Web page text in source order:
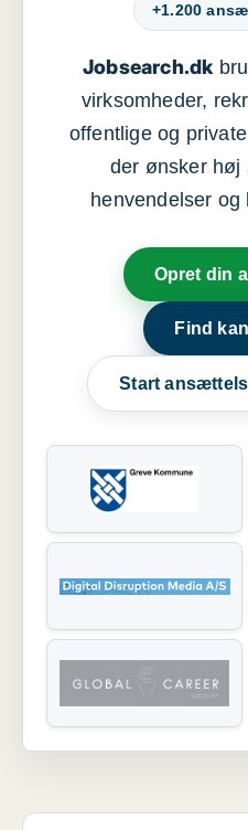
+1.200
Jobsearch.dk
virksomheder,
offentlige og
der ønsker høj
henvendelser og
Opret din
Find
Start